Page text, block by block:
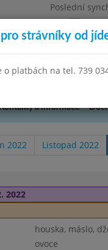
Poslední
Pondělí
Chlumín, okres
a informace
2022 Listopad 2022
2022
houska, máslo,
ovoce
strávníky od
o platbách na tel. 739